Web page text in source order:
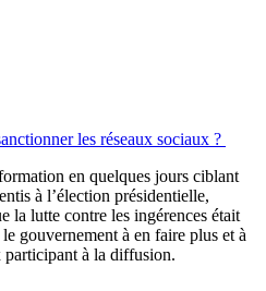
les réseaux sociaux ?
en quelques jours ciblant
à l’élection présidentielle,
la lutte contre les ingérences était
gouvernement à en faire plus et à
participant à la diffusion.